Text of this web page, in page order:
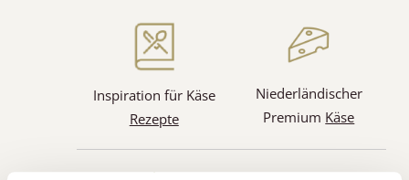
Inspiration für Käse
Rezepte
Niederländischer
Premium Käse